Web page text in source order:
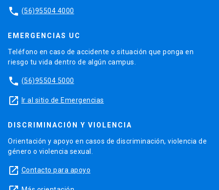
phone (56)95504 4000
EMERGENCIAS UC
Teléfono en caso de accidente o situación que ponga en
riesgo tu vida dentro de algún campus.
phone (56)95504 5000
launch Ir al sitio de Emergencias
DISCRIMINACIÓN Y VIOLENCIA
Orientación y apoyo en casos de discriminación, violencia de
género o violencia sexual.
launch Contacto para apoyo